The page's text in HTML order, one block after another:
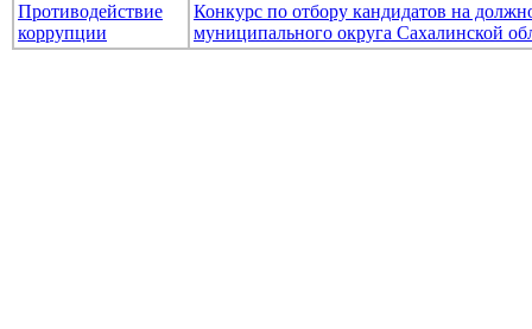
Противодействие
коррупции
Конкурс по отбору кандидатов на
муниципального округа Сахалинской